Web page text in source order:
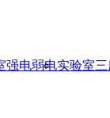
强电弱电实验室